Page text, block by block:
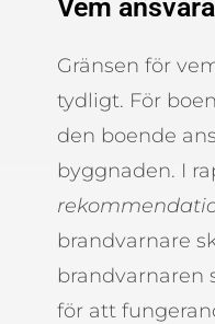
Vem
Gränsen för
tydligt. För
den boende
byggnaden. I
brandvarnare
brandvarnaren
för att